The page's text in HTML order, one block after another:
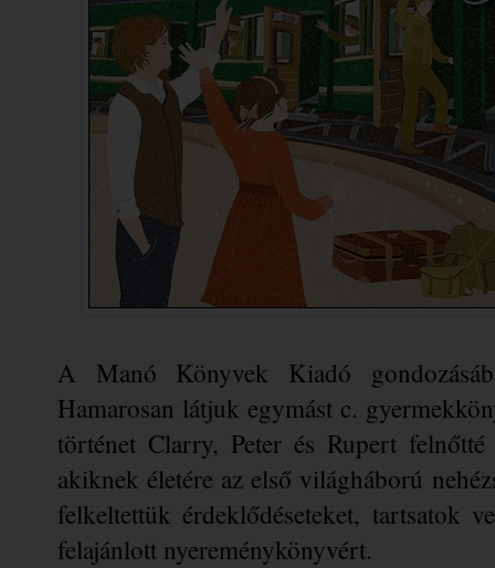
A Manó Könyvek Kiadó
Hamarosan ​látjuk egymást c.
történet Clarry, Peter és Rupert
akiknek életére az első világháború
felkeltettük érdeklődéseteket, tartsatok
felajánlott nyereménykönyvért.